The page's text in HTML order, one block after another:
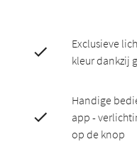
Exclusieve
kleur dankzij
Handige
app -
op de knop